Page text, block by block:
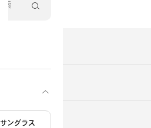
サングラス